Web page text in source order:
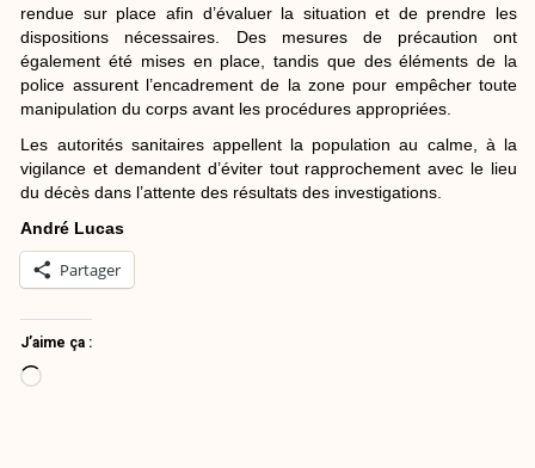
rendue sur place afin d’évaluer la situation et de prendre les
dispositions nécessaires. Des mesures de précaution ont
également été mises en place, tandis que des éléments de la
police assurent l’encadrement de la zone pour empêcher toute
manipulation du corps avant les procédures appropriées.
Les autorités sanitaires appellent la population au calme, à la
vigilance et demandent d’éviter tout rapprochement avec le lieu
du décès dans l’attente des résultats des investigations.
André Lucas
Partager
J’aime ça :